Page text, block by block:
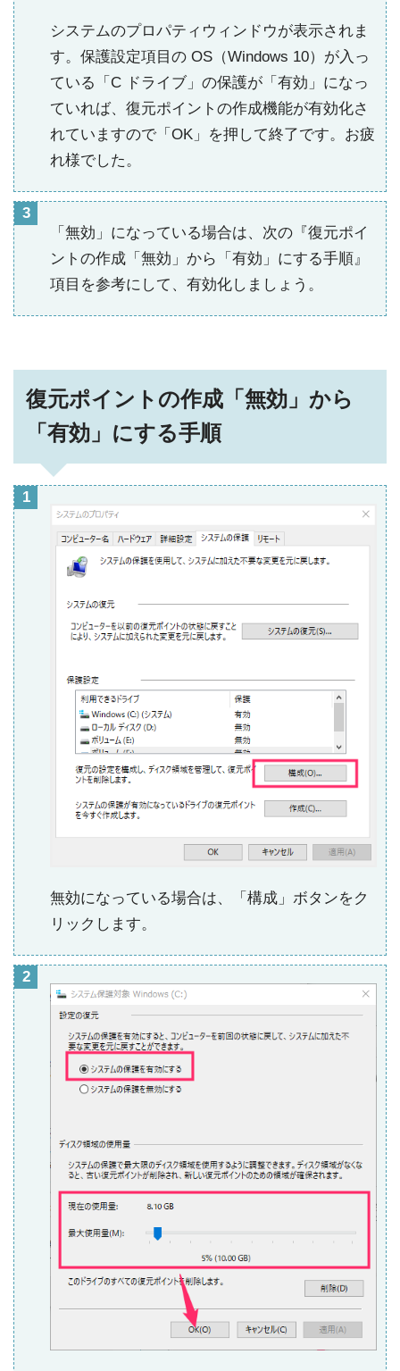
システムのプロパティウィンドウが表示されま
す。保護設定項目の OS（Windows 10）が入っ
ている「C ドライブ」の保護が「有効」になっ
ていれば、復元ポイントの作成機能が有効化さ
れていますので「OK」を押して終了です。お疲
れ様でした。
「無効」になっている場合は、次の『復元ポイ
ントの作成「無効」から「有効」にする手順』
項目を参考にして、有効化しましょう。
復元ポイントの作成「無効」から
「有効」にする手順
無効になっている場合は、「構成」ボタンをク
リックします。